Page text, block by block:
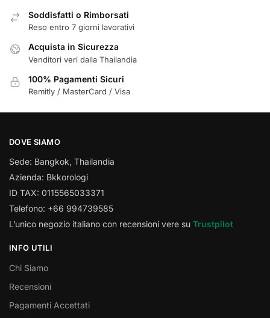
Soddisfatti o Rimborsati
Reso entro 7 giorni lavorativi
Acquista in Sicurezza
Venditori veri dalla Thailandia
100% Pagamenti Sicuri
Remitly / MasterCard / Visa
DOVE SIAMO
Sede: Bangkok, Thailandia
Azienda: Bkkorologi
ID TAX: 0115565033371
Telefono: +66 994739585
L’unico negozio italiano con recensioni vere su Trustpilot
INFO UTILI
Chi Siamo
Recensioni
Pagamenti Accettati